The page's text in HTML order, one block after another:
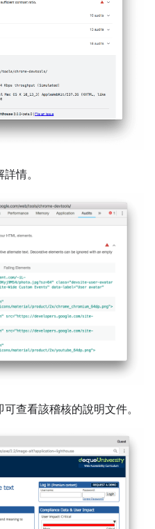
情。
可查看該稽核的說明文件。